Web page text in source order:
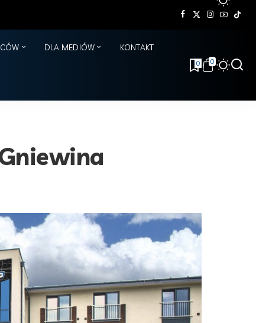
DLA MEDIÓW KONTAKT
0 0